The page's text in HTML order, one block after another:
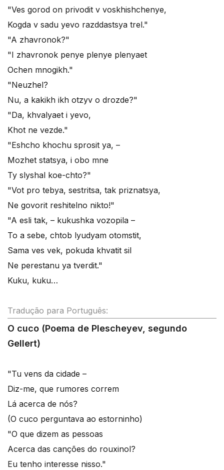
"Ves gorod on privodit v voskhishchenye,
Kogda v sadu yevo razddastsya trel."
"A zhavronok?"
"I zhavronok penye plenye plenyaet
Ochen mnogikh."
"Neuzhel?
Nu, a kakikh ikh otzyv o drozde?"
"Da, khvalyaet i yevo,
Khot ne vezde."
"Eshcho khochu sprosit ya, –
Mozhet statsya, i obo mne
Ty slyshal koe-chto?"
"Vot pro tebya, sestritsa, tak priznatsya,
Ne govorit reshitelno nikto!"
"A esli tak, – kukushka vozopila –
To a sebe, chtob lyudyam otomstit,
Sama ves vek, pokuda khvatit sil
Ne perestanu ya tverdit."
Kuku, kuku…
Tradução para Português:
O cuco (Poema de Plescheyev, segundo
Gellert)
"Tu vens da cidade –
Diz-me, que rumores correm
Lá acerca de nós?
(O cuco perguntava ao estorninho)
"O que dizem as pessoas
Acerca das canções do rouxinol?
Eu tenho interesse nisso."